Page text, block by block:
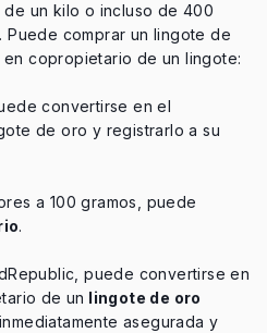
un kilo o incluso de 400
Puede comprar un lingote de
copropietario de un lingote:
convertirse en el
de oro y registrarlo a su
a 100 gramos, puede
.
puede convertirse en
de un lingote de oro
asegurada y